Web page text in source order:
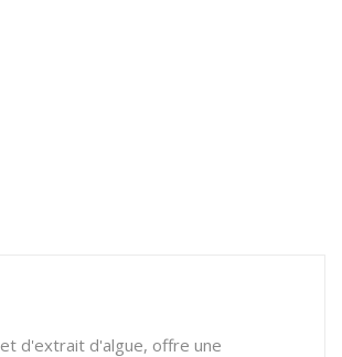
d'extrait d'algue, offre une